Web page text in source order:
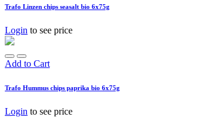
Trafo Linzen chips seasalt bio 6x75g
Login to see price
Add to Cart
Trafo Hummus chips paprika bio 6x75g
Login to see price